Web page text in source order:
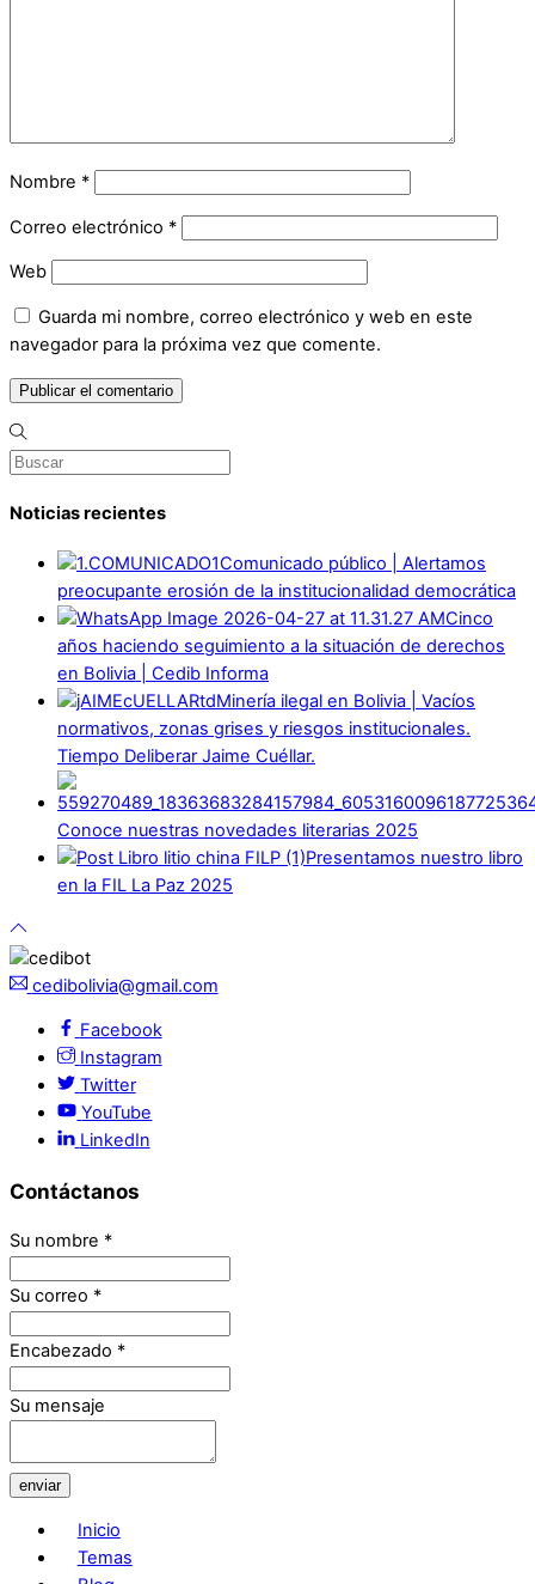
Nombre *
Correo electrónico *
Web
Guarda mi nombre, correo electrónico y web en este
navegador para la próxima vez que comente.
Noticias recientes
Comunicado público | Alertamos
preocupante erosión de la institucionalidad democrática
Cinco
años haciendo seguimiento a la situación de derechos
en Bolivia | Cedib Informa
Minería ilegal en Bolivia | Vacíos
normativos, zonas grises y riesgos institucionales.
Tiempo Deliberar Jaime Cuéllar.
Conoce nuestras novedades literarias 2025
Presentamos nuestro libro
en la FIL La Paz 2025
cedibolivia@gmail.com
Facebook
Instagram
Twitter
YouTube
LinkedIn
Contáctanos
Su nombre *
Su correo *
Encabezado *
Su mensaje
enviar
Inicio
Temas